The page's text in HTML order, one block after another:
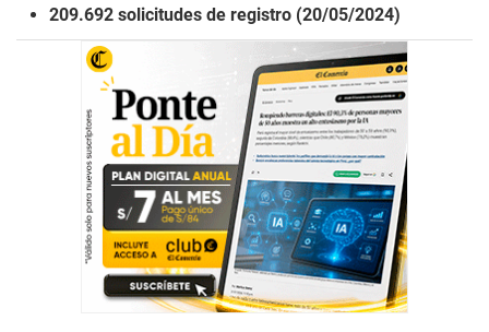
209.692 solicitudes de registro (20/05/2024)